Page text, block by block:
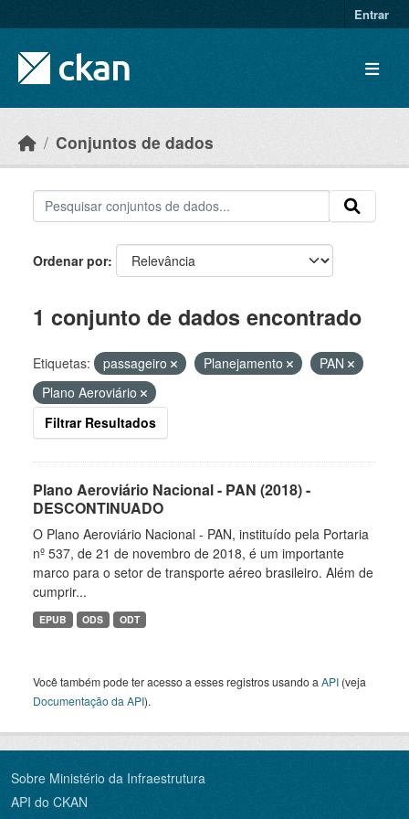
Entrar
Conjuntos de dados
Ordenar por
1 conjunto de dados encontrado
Etiquetas: passageiro Planejamento
PAN
Plano Aeroviário
Filtrar Resultados
Plano Aeroviário Nacional - PAN (2018) -
DESCONTINUADO
O Plano Aeroviário Nacional - PAN, instituído pela Portaria
nº 537, de 21 de novembro de 2018, é um importante
marco para o setor de transporte aéreo brasileiro. Além de
cumprir...
EPUB ODS ODT
Você também pode ter acesso a esses registros usando a API (veja
Documentação da API).
Sobre Ministério da Infraestrutura
API do CKAN